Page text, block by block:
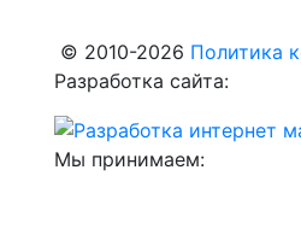
© 2010-2026 Политика
Разработка сайта:
Мы принимаем: